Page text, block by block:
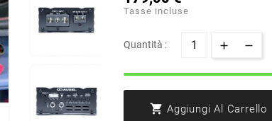
Tasse incluse
Quantità :
 Aggiungi Al Carrello